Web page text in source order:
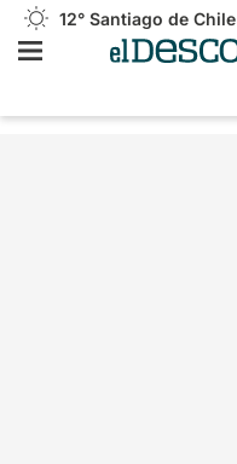
12° Santiago de Chile